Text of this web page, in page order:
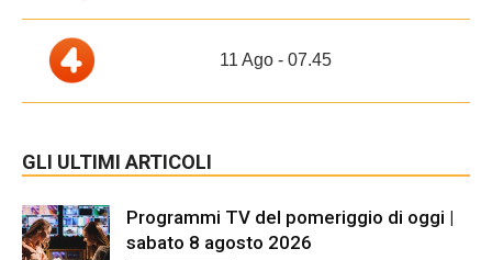
11 Ago - 07.45
GLI ULTIMI ARTICOLI
Programmi TV del pomeriggio di oggi |
sabato 8 agosto 2026